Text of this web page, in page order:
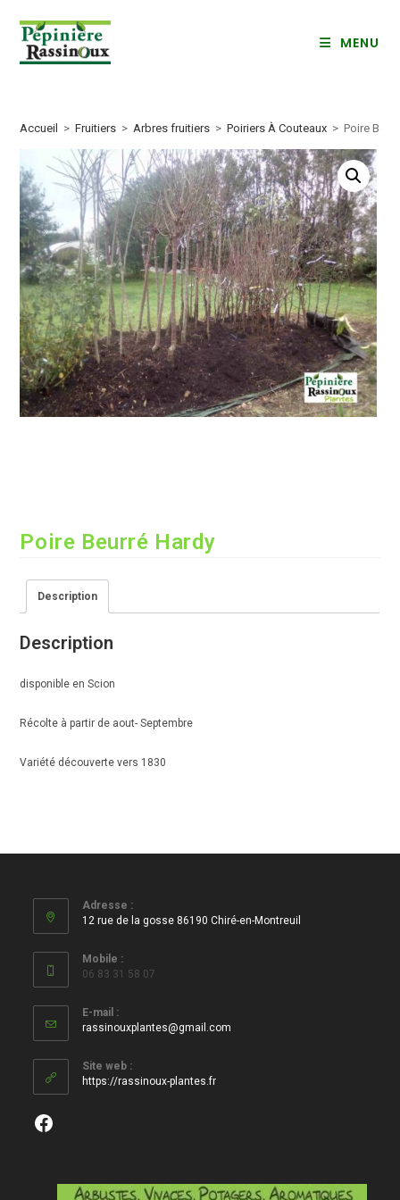
content
MENU
Accueil > Fruitiers > Arbres fruitiers > Poiriers À Couteaux > Poire
Poire Beurré Hardy
Description
Description
disponible en Scion
Récolte à partir de aout- Septembre
Variété découverte vers 1830
Adresse :
12 rue de la gosse 86190 Chiré-en-Montreuil
Mobile :
06 83 31 58 07
E-mail :
rassinouxplantes@gmail.com
Site web :
https://rassinoux-plantes.fr
Facebook